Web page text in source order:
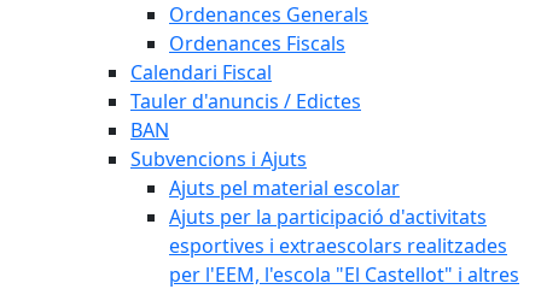
Ordenances Generals
Ordenances Fiscals
Calendari Fiscal
Tauler d'anuncis / Edictes
BAN
Subvencions i Ajuts
Ajuts pel material escolar
Ajuts per la participació d'activitats
esportives i extraescolars realitzades
per l'EEM, l'escola "El Castellot" i altres